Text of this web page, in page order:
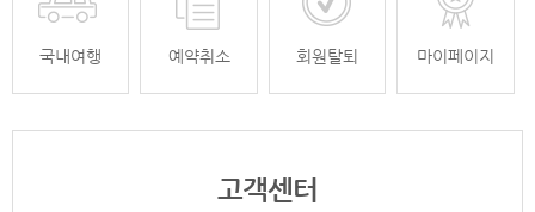
국내여행 예약취소 회원탈퇴 마이페이지
고객센터